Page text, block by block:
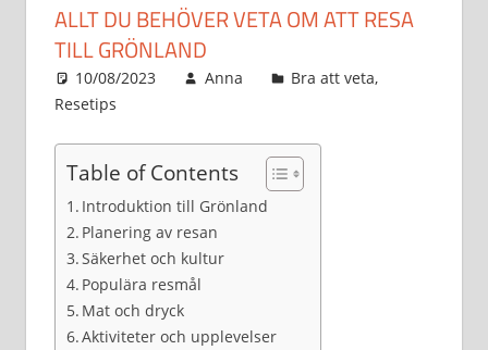
ALLT DU BEHÖVER VETA OM ATT RESA
TILL GRÖNLAND
10/08/2023 Anna Bra att veta,
Resetips
Table of Contents
Introduktion till Grönland
Planering av resan
Säkerhet och kultur
Populära resmål
Mat och dryck
Aktiviteter och upplevelser